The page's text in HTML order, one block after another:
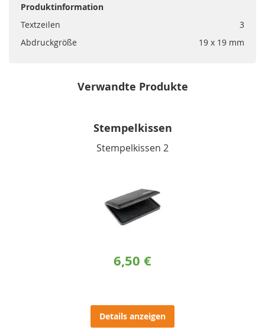
Produktinformation
Textzeilen
3
Abdruckgröße
19 x 19 mm
Verwandte Produkte
Stempelkissen
Stempelkissen 2
6,50 €
Details anzeigen